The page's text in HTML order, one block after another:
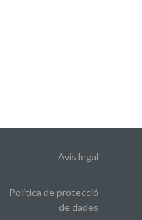
Avis legal
Política de protecció
de dades